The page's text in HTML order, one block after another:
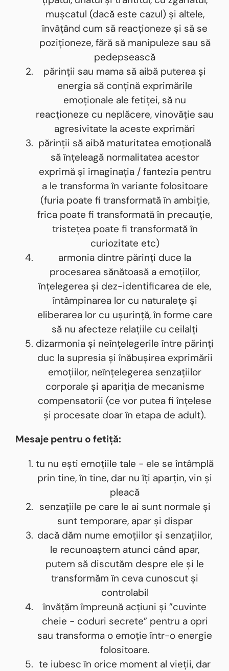
mușcatul (dacă este cazul) și altele,
învâțând cum să reacționeze și să se
poziționeze, fără să manipuleze sau să
pedepsească
părinții sau mama să aibă puterea și
energia să conțină exprimările
emoționale ale fetiței, să nu
reacționeze cu neplăcere, vinovăție sau
agresivitate la aceste exprimări
părinții să aibă maturitatea emoțională
să înțeleagă normalitatea acestor
exprimă și imaginația / fantezia pentru
a le transforma în variante folositoare
(furia poate fi transformată în ambiție,
frica poate fi transformată în precauție,
tristețea poate fi transformată în
curiozitate etc)
armonia dintre părinți duce la
procesarea sănătoasă a emoțiilor,
înțelegerea și dez-identificarea de ele,
întâmpinarea lor cu naturalețe și
eliberarea lor cu ușurință, în forme care
să nu afecteze relațiile cu ceilalți
dizarmonia și neînțelegerile între părinți
duc la supresia și înăbușirea exprimării
emoțiilor, neînțelegerea senzațiilor
corporale și apariția de mecanisme
compensatorii (ce vor putea fi înțelese
și procesate doar în etapa de adult).
Mesaje pentru o fetiță:
tu nu ești emoțiile tale - ele se întâmplă
prin tine, în tine, dar nu îți aparțin, vin și
pleacă
senzațiile pe care le ai sunt normale și
sunt temporare, apar și dispar
dacă dăm nume emoțiilor și senzațiilor,
le recunoaștem atunci când apar,
putem să discutăm despre ele și le
transformăm în ceva cunoscut și
controlabil
învățăm împreună acțiuni și ”cuvinte
cheie - coduri secrete” pentru a opri
sau transforma o emoție într-o energie
folositoare.
te iubesc în orice moment al vieții, dar